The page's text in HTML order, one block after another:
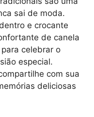
sai de moda.
e crocante
de canela
celebrar o
especial.
com sua
deliciosas